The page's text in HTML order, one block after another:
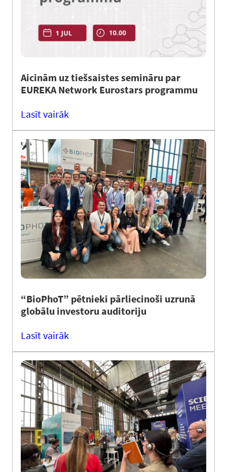
Aicinām uz tiešsaistes semināru par
EUREKA Network Eurostars programmu
Lasīt vairāk
“BioPhoT” pētnieki pārliecinoši uzrunā
globālu investoru auditoriju
Lasīt vairāk